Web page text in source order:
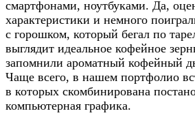
смартфонами, ноутбуками. Да,
характеристики и немного
с горошком, который бегал по
выглядит идеальное кофейное
запомнили ароматный кофейный
Чаще всего, в нашем портфолио
в которых скомбинирована
компьютерная графика.